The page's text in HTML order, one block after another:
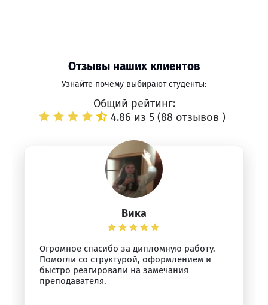
Отзывы наших клиентов
Узнайте почему выбирают студенты:
Общий рейтинг:
4.86 из 5 (88 отзывов )
Вика
Огромное спасибо за дипломную работу.
Помогли со структурой, оформлением и
быстро реагировали на замечания
преподавателя.